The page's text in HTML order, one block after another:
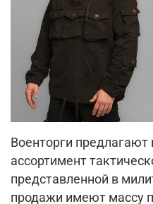
Военторги
ассортимент
представленной в
продажи имеют массу